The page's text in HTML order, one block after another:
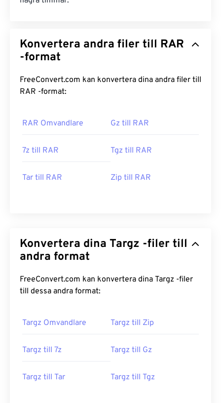
Konvertera andra filer till RAR
-format
FreeConvert.com kan konvertera dina andra filer till
RAR -format:
RAR Omvandlare Gz till RAR
7z till RAR Tgz till RAR
Tar till RAR Zip till RAR
Konvertera dina Targz -filer till
andra format
FreeConvert.com kan konvertera dina Targz -filer
till dessa andra format:
Targz Omvandlare Targz till Zip
Targz till 7z Targz till Gz
Targz till Tar Targz till Tgz